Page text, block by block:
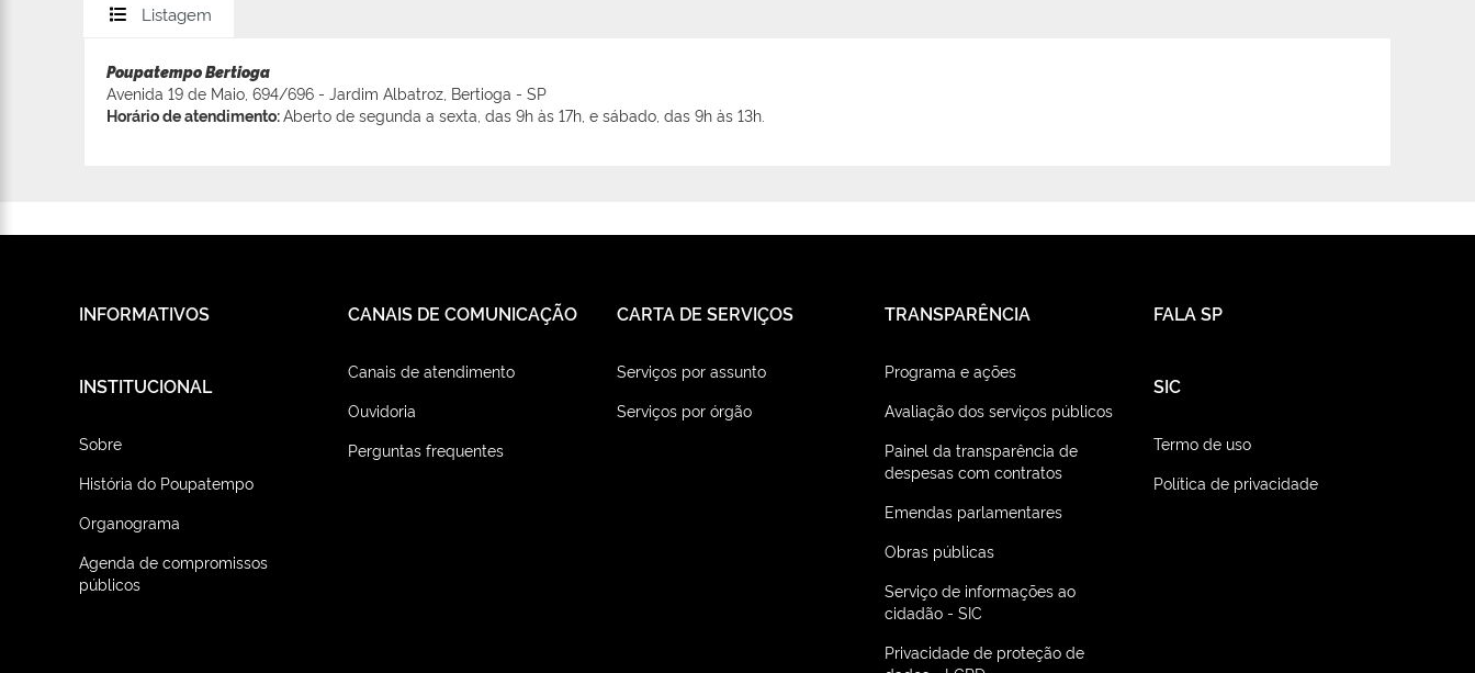
Listagem
Poupatempo Bertioga
Avenida 19 de Maio, 694/696 - Jardim Albatroz, Bertioga - SP
Horário de atendimento:Aberto de segunda a sexta, das 9h às 17h, e sábado, das 9h às 13h.
INFORMATIVOS CANAIS DE COMUNICAÇÃO
Canais de atendimento
Ouvidoria
Perguntas frequentes
CARTA DE SERVIÇOS
Serviços por assunto
Serviços por órgão
TRANSPARÊNCIA
Programa e ações
Avaliação dos serviços públicos
Painel da transparência de
despesas com contratos
Emendas parlamentares
Obras públicas
Serviço de informações ao
cidadão - SIC
Privacidade de proteção de
FALA SP
INSTITUCIONAL
Sobre
História do Poupatempo
Organograma
Agenda de compromissos
públicos
SIC
Termo de uso
Política de privacidade